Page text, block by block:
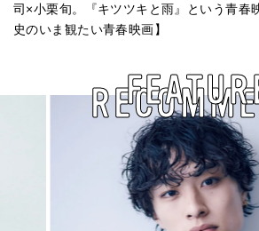
司×小栗旬。『キツツキと雨』という青春
史のいま観たい青春映画】